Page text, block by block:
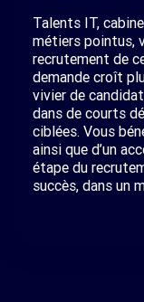
Talents IT,
métiers pointus,
recrutement de
demande croît
vivier de
dans de courts
ciblées. Vous
ainsi que d’un
étape du
succès, dans un